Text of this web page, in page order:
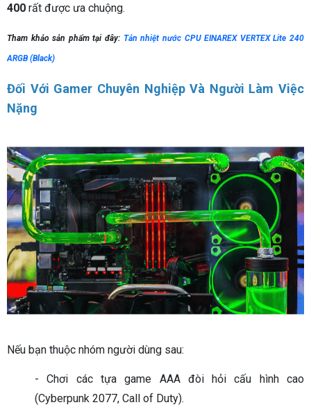
400 rất được ưa chuộng.
Tham khảo sản phẩm tại đây: Tản nhiệt nước CPU EINAREX VERTEX Lite 240
ARGB (Black)
Đối Với Gamer Chuyên Nghiệp Và Người Làm Việc
Nặng
Nếu bạn thuộc nhóm người dùng sau:
- Chơi các tựa game AAA đòi hỏi cấu hình cao
(Cyberpunk 2077, Call of Duty).